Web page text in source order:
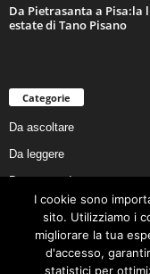
Da Pietrasanta a Pisa:la
estate di Tano Pisano
Categorie
Da ascoltare
Da leggere
Da non perdere
Da conoscere
Da preservare
Da vivere
I cookie sono
sito. Utilizziamo i
migliorare la tua
d'accesso,
statistici per